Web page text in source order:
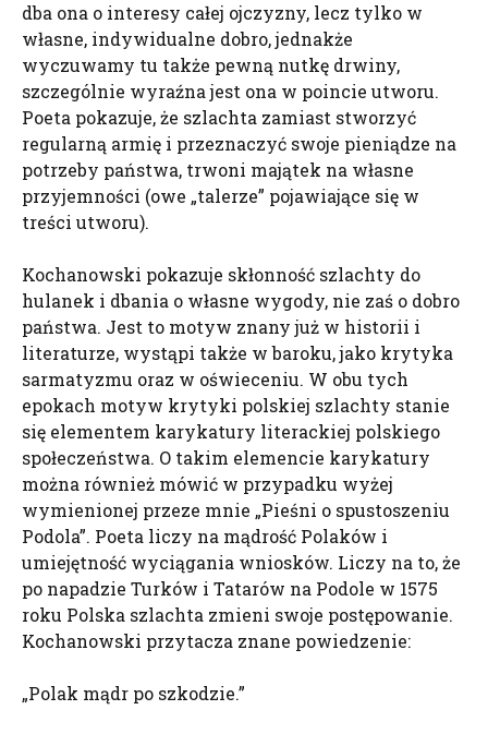
dba ona o interesy całej ojczyzny, lecz tylko w
własne, indywidualne dobro, jednakże
wyczuwamy tu także pewną nutkę drwiny,
szczególnie wyraźna jest ona w poincie utworu.
Poeta pokazuje, że szlachta zamiast stworzyć
regularną armię i przeznaczyć swoje pieniądze na
potrzeby państwa, trwoni majątek na własne
przyjemności (owe „talerze” pojawiające się w
treści utworu).
Kochanowski pokazuje skłonność szlachty do
hulanek i dbania o własne wygody, nie zaś o dobro
państwa. Jest to motyw znany już w historii i
literaturze, wystąpi także w baroku, jako krytyka
sarmatyzmu oraz w oświeceniu. W obu tych
epokach motyw krytyki polskiej szlachty stanie
się elementem karykatury literackiej polskiego
społeczeństwa. O takim elemencie karykatury
można również mówić w przypadku wyżej
wymienionej przeze mnie „Pieśni o spustoszeniu
Podola”. Poeta liczy na mądrość Polaków i
umiejętność wyciągania wniosków. Liczy na to, że
po napadzie Turków i Tatarów na Podole w 1575
roku Polska szlachta zmieni swoje postępowanie.
Kochanowski przytacza znane powiedzenie:
„Polak mądr po szkodzie.”